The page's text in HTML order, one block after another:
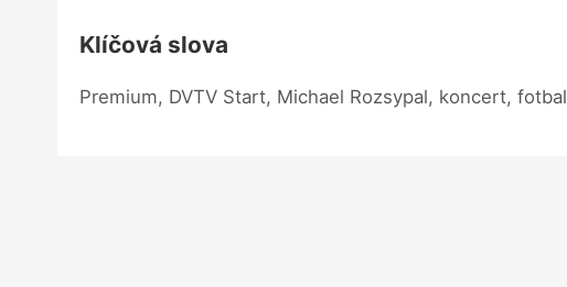
Klíčová slova
Premium, DVTV Start, Michael Rozsypal, koncert, fotbal